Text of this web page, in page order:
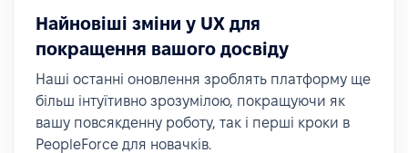
Найновіші зміни у UX для
покращення вашого досвіду
Наші останні оновлення зроблять платформу ще
більш інтуїтивно зрозумілою, покращуючи як
вашу повсякденну роботу, так і перші кроки в
PeopleForce для новачків.